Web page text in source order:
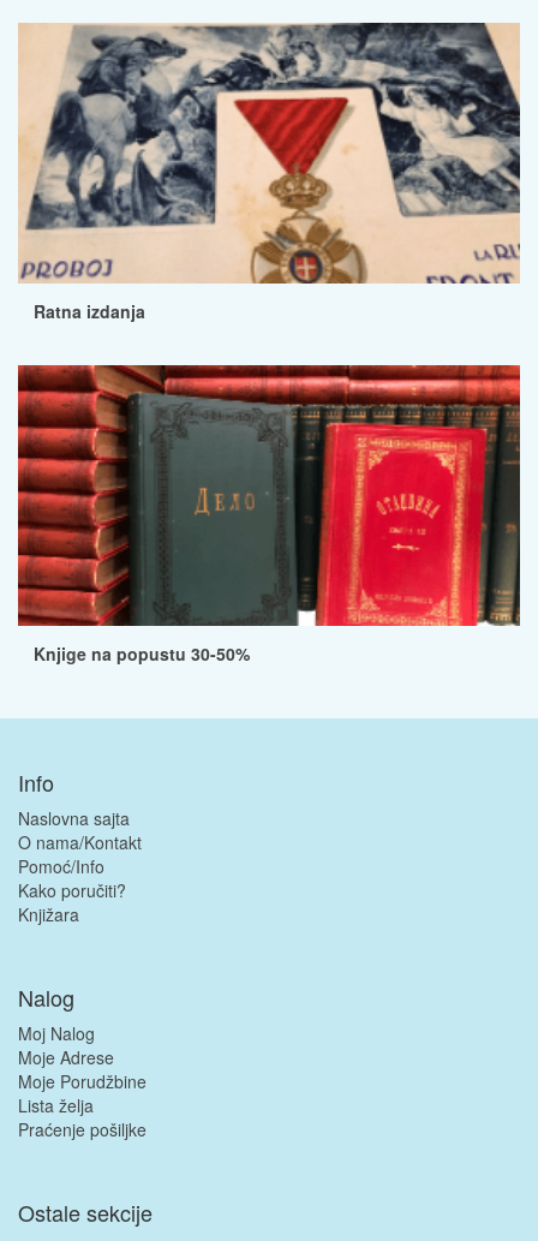
Ratna izdanja
Knjige na popustu 30-50%
Info
Naslovna sajta
O nama/Kontakt
Pomoć/Info
Kako poručiti?
Knjižara
Nalog
Moj Nalog
Moje Adrese
Moje Porudžbine
Lista želja
Praćenje pošiljke
Ostale sekcije